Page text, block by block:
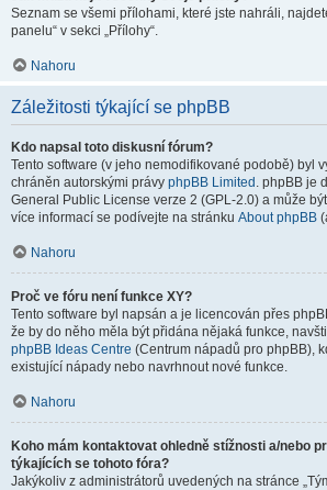
Seznam se všemi přílohami, které jste nahráli,
panelu“ v sekci „Přílohy“.
Nahoru
Záležitosti týkající se phpBB
Kdo napsal toto diskusní fórum?
Tento software (v jeho nemodifikované podobě) byl
chráněn autorskými právy phpBB Limited . phpBB je
General Public License verze 2 (GPL-2.0) a může
více informací se podívejte na stránku About phpBB
Nahoru
Proč ve fóru není funkce XY?
Tento software byl napsán a je licencován přes
že by do něho měla být přidána nějaká funkce,
phpBB Ideas Centre (Centrum nápadů pro phpBB),
existující nápady nebo navrhnout nové funkce.
Nahoru
Koho mám kontaktovat ohledně stížnosti a/nebo
týkajících se tohoto fóra?
Jakýkoliv z administrátorů uvedených na stránce